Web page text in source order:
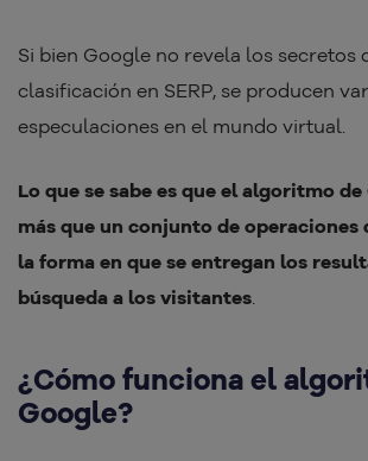
Si bien Google no revela los secretos
clasificación en SERP, se producen
especulaciones en el mundo virtual.
Lo que se sabe es que el algoritmo de
más que un conjunto de operaciones
la forma en que se entregan los
búsqueda a los visitantes
¿Cómo funciona el
Google?